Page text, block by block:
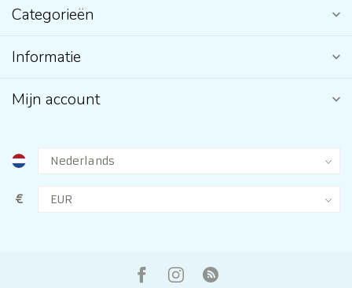
Categorieën
Informatie
Mijn account
€